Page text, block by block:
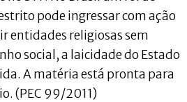
pode ingressar com ação
entidades religiosas sem
social, a laicidade do Estado
A matéria está pronta para
(PEC 99/2011)